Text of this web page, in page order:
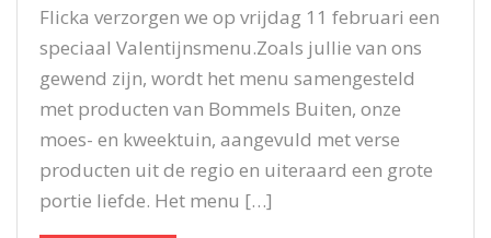
Flicka verzorgen we op vrijdag 11 februari een
speciaal Valentijnsmenu.Zoals jullie van ons
gewend zijn, wordt het menu samengesteld
met producten van Bommels Buiten, onze
moes- en kweektuin, aangevuld met verse
producten uit de regio en uiteraard een grote
portie liefde. Het menu […]